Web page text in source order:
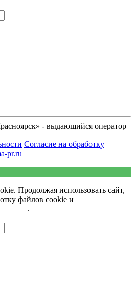
- выдающийся оператор
Согласие на обработку
pr.ru
Продолжая использовать сайт,
файлов cookie и
.